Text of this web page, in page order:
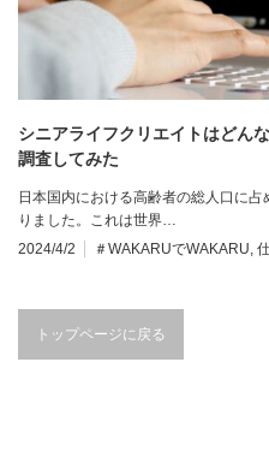
シニアライフクリエイトはどん
調査してみた
日本国内における高齢者の総人口に
りました。これは世界…
2024/4/2
＃WAKARUでWAKARU
トップページに戻る